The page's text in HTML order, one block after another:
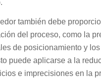
también debe
del proceso, como la
de posicionamiento y
puede aplicarse a la
e imprecisiones en la